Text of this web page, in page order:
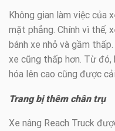
Không gian làm việc của
mặt phẳng. Chính vì thế,
bánh xe nhỏ và gầm
xe cũng thấp hơn. Từ đó,
hóa lên cao cũng được
Trang bị thêm chân trụ
Xe nâng Reach Truck